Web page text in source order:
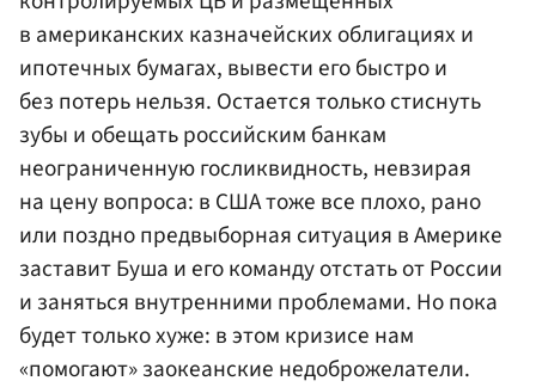
в американских казначейских облигациях и
ипотечных бумагах, вывести его быстро и
без потерь нельзя. Остается только стиснуть
зубы и обещать российским банкам
неограниченную госликвидность, невзирая
на цену вопроса: в США тоже все плохо, рано
или поздно предвыборная ситуация в Америке
заставит Буша и его команду отстать от России
и заняться внутренними проблемами. Но пока
будет только хуже: в этом кризисе нам
«помогают» заокеанские недоброжелатели.